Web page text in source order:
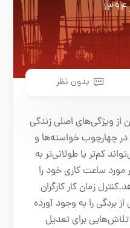
بدون نظر
از ویژگی‌های اصلی زندگی
در چهارچوب خواسته‌ها و
کم‌تر یا طولانی‌تر به
مورد ساعت کاری خود را
زمان کار کارگران
بردگی را به وجود آورده
برای تعدیل